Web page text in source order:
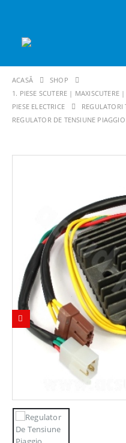
ACASĂ
SHOP
1. PIESE SCUTERE |
PIESE ELECTRICE
REGULATORI
REGULATOR DE TENSIUNE